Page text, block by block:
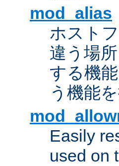
mod_alias
ホスト
違う場
する機
う機能
Easily
used on